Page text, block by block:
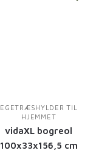
EGETRÆSHYLDER TIL
HJEMMET
vidaXL bogreol
100x33x156,5 cm